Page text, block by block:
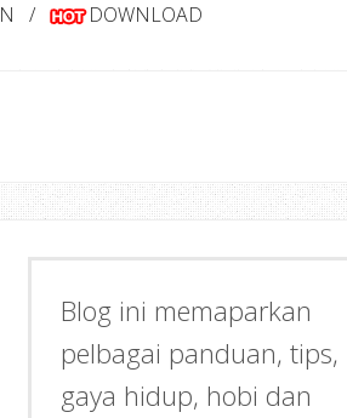
DOWNLOAD
Blog ini memaparkan
pelbagai panduan, tips,
gaya hidup, hobi dan